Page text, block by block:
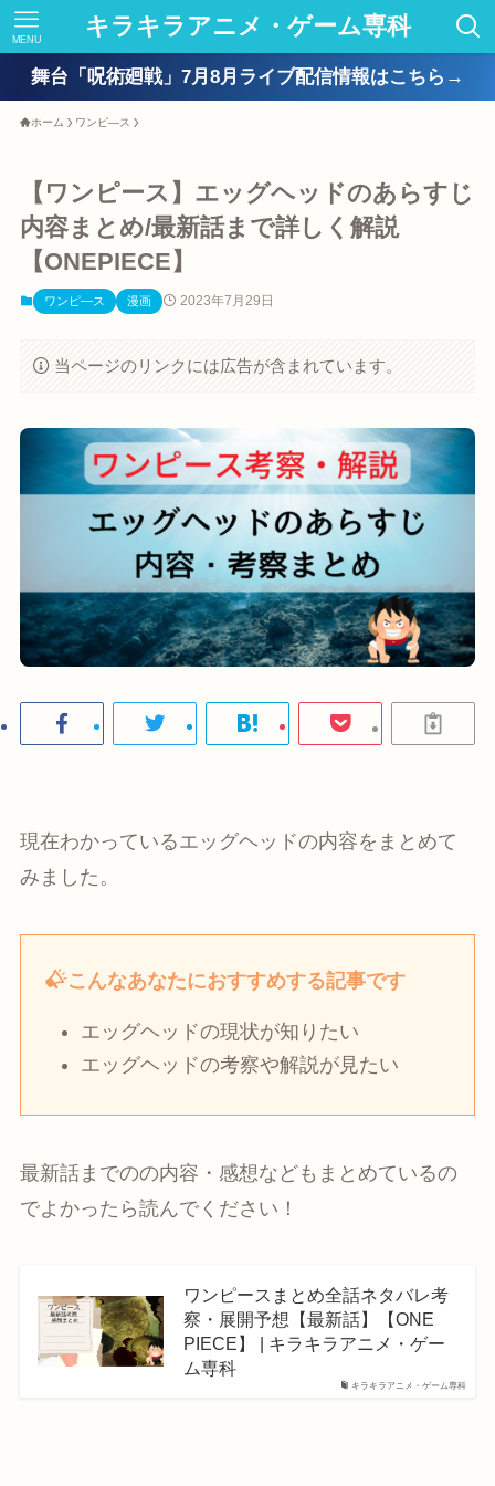
キラキラアニメ・ゲーム専科
MENU
舞台「呪術廻戦」7月8月ライブ配信情報はこちら→
ホーム ワンピ―ス
【ワンピース】エッグヘッドのあらすじ
内容まとめ/最新話まで詳しく解説
【ONEPIECE】
ワンピ―ス 漫画 2023年7月29日
当ページのリンクには広告が含まれています。
現在わかっているエッグヘッドの内容をまとめて
みました。
こんなあなたにおすすめする記事です
エッグヘッドの現状が知りたい
エッグヘッドの考察や解説が見たい
最新話までのの内容・感想などもまとめているの
でよかったら読んでください！
キラキラアニメ・ゲーム専科
ワンピースまとめ全話ネタバレ考
察・展開予想【最新話】【ONE
PIECE】 | キラキラアニメ・ゲー
ム専科